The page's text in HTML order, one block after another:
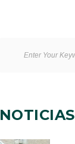
NOTICIAS